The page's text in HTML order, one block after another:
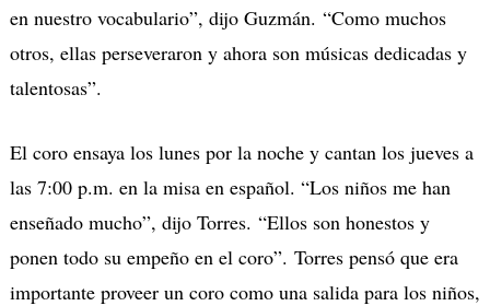
en nuestro vocabulario”, dijo Guzmán. “Como muchos
otros, ellas perseveraron y ahora son músicas dedicadas y
talentosas”.
El coro ensaya los lunes por la noche y cantan los jueves a
las 7:00 p.m. en la misa en español. “Los niños me han
enseñado mucho”, dijo Torres. “Ellos son honestos y
ponen todo su empeño en el coro”. Torres pensó que era
importante proveer un coro como una salida para los niños,